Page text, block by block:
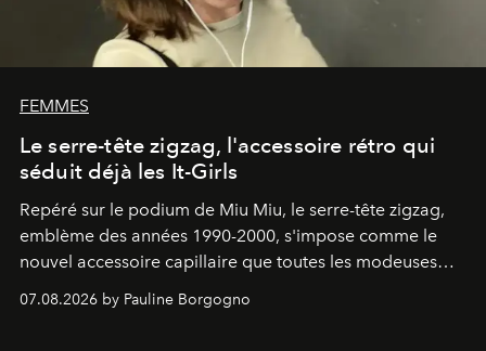
FEMMES
Le serre-tête zigzag, l'accessoire rétro qui
séduit déjà les It-Girls
Repéré sur le podium de Miu Miu, le serre-tête zigzag,
emblème des années 1990-2000, s'impose comme le
nouvel accessoire capillaire que toutes les modeuses
s'arrachent déjà.
07.08.2026 by Pauline Borgogno